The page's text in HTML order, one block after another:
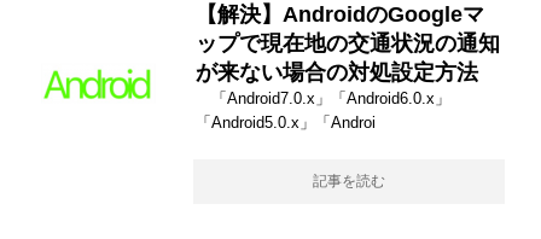
【解決】AndroidのGoogleマ
ップで現在地の交通状況の通知
が来ない場合の対処設定方法
「Android7.0.x」「Android6.0.x」
「Android5.0.x」「Androi
記事を読む